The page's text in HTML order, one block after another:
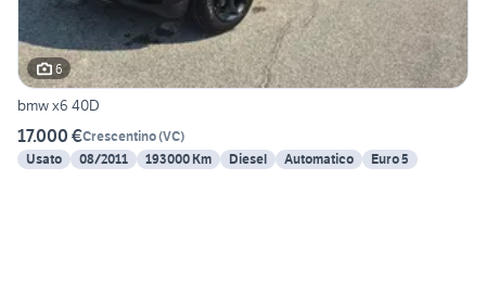
6
bmw x6 40D
17.000 €Crescentino(VC)
Usato
08/2011 193000 Km Diesel Automatico Euro 5